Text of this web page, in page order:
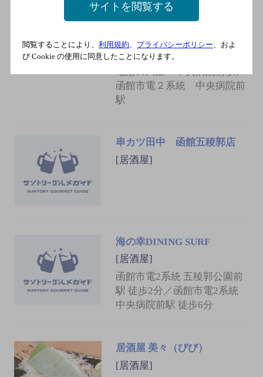
函館市電湯の川線 五稜郭公
稜郭公園前駅／函館市電５系
統 五稜郭公園前駅／函館市
函館市電２系統 中央病院前
駅
串カツ田中 函館五稜郭店
[居酒屋]
海の幸DINING SURF
[居酒屋]
函館市電2系統 五稜郭公園前
駅 徒歩2分／函館市電2系統
中央病院前駅 徒歩6分
居酒屋 美々（びび）
[居酒屋]
サイトを閲覧する
閲覧することにより、 利用規約、 プライバシーポリシー、およ
び Cookie の使用に同意したことになります。